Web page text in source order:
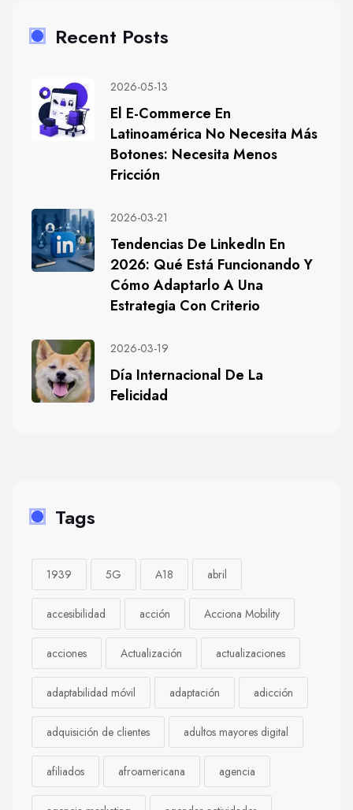
Recent Posts
2026-05-13
El E-Commerce En
Latinoamérica No Necesita Más
Botones: Necesita Menos
Fricción
2026-03-21
Tendencias De LinkedIn En
2026: Qué Está Funcionando Y
Cómo Adaptarlo A Una
Estrategia Con Criterio
2026-03-19
Día Internacional De La
Felicidad
Tags
1939 5G A18 abril
accesibilidad acción Acciona Mobility
acciones Actualización actualizaciones
adaptabilidad móvil adaptación adicción
adquisición de clientes adultos mayores digital
afiliados afroamericana agencia